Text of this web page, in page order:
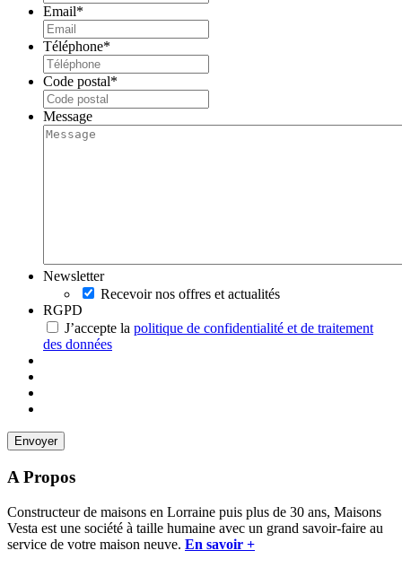
Email*
Téléphone*
Code postal*
Message
Newsletter
Recevoir nos offres et actualités
RGPD
J’accepte la politique de confidentialité et de traitement
des données
A Propos
Constructeur de maisons en Lorraine puis plus de 30 ans, Maisons
Vesta est une société à taille humaine avec un grand savoir-faire au
service de votre maison neuve. En savoir +